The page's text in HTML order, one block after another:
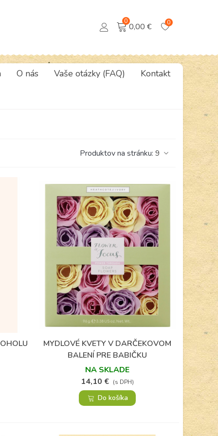
0
0,00 € 0
O nás Vaše otázky (FAQ) Kontakt
Produktov na stránku: 9
Obľúbené
MYDLOVÉ KVETY V DARČEKOVOM
BALENÍ PRE BABIČKU
NA SKLADE
14,10 € (s DPH)
Do košíka